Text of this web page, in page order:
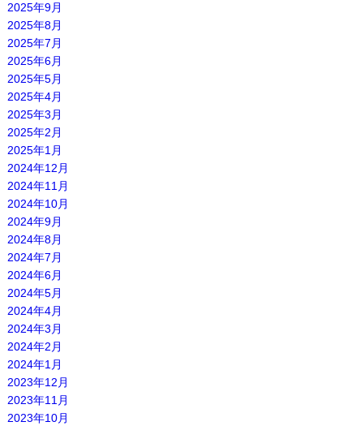
2025年9月
2025年8月
2025年7月
2025年6月
2025年5月
2025年4月
2025年3月
2025年2月
2025年1月
2024年12月
2024年11月
2024年10月
2024年9月
2024年8月
2024年7月
2024年6月
2024年5月
2024年4月
2024年3月
2024年2月
2024年1月
2023年12月
2023年11月
2023年10月